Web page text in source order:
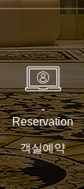
-
Reservation
객실예약